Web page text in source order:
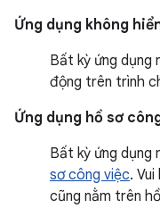
Ứng dụng không
Bất kỳ ứng
động trên trình
Ứng dụng hồ sơ
Bất kỳ ứng dụng
sơ công việc.
cũng nằm trên